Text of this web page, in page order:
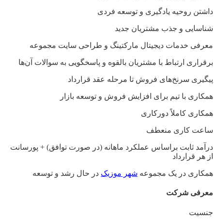
داشتن روحیه یادگیری و توسعه فردی
شناسایی و جذب مشتریان جدید
معرفی خدمات دیجیتال مارکتینگ و طراحی سایت مجموعه
برقراری ارتباط با مشتریان بالقوه و پاسخگویی به سوالات آن‌ها
پیگیری سرنخ‌های فروش تا مرحله عقد قرارداد
همکاری با تیم برای افزایش فروش و توسعه بازار
همکاری کاملاً دورکاری
ساعت کاری منعطف
درآمد ثابت براساس عملکرد ماهانه (در صورت توافق) + پورسانت
از هر قرارداد
همکاری در یک مجموعه شهر موزیک در حال رشد و توسعه
معرفی شرکت
جنسیت